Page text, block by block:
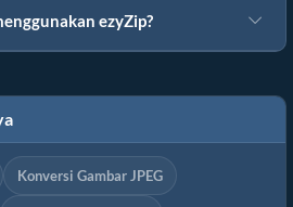
ezyZip?
Konversi Gambar JPEG